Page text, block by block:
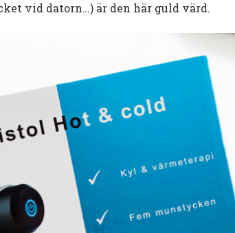
vid datorn…) är den här guld värd.